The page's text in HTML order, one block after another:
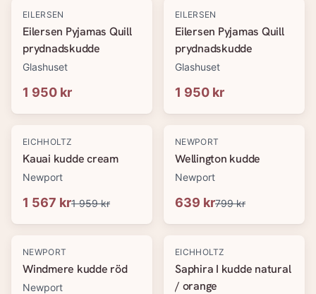
EILERSEN
Eilersen Pyjamas Quill
prydnadskudde
Glashuset
1 950 kr
EILERSEN
Eilersen Pyjamas Quill
prydnadskudde
Glashuset
1 950 kr
-20%
EICHHOLTZ
Kauai kudde cream
Newport
1 567 kr1 959 kr
-20%
NEWPORT
Wellington kudde
Newport
639 kr799 kr
-20%
NEWPORT
Windmere kudde röd
Newport
-20%
EICHHOLTZ
Saphira I kudde natural
/ orange